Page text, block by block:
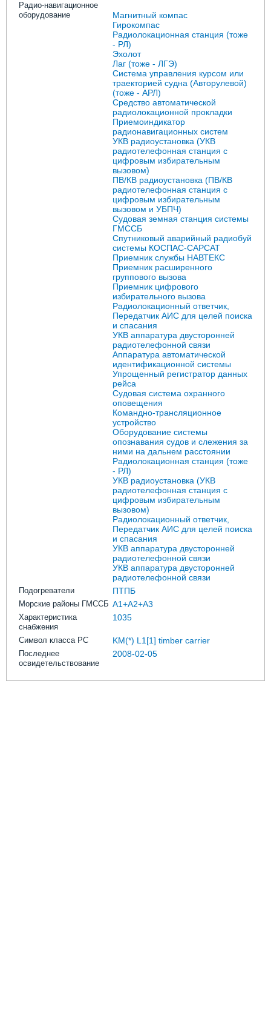
Радио-навигационное
оборудование
Магнитный компас
Гирокомпас
Радиолокационная станция (тоже
- РЛ)
Эхолот
Лаг (тоже - ЛГЭ)
Система управления курсом или
траекторией судна (Авторулевой)
(тоже - АРЛ)
Средство автоматической
радиолокационной прокладки
Приемоиндикатор
радионавигационных систем
УКВ радиоустановка (УКВ
радиотелефонная станция с
цифровым избирательным
вызовом)
ПВ/КВ радиоустановка (ПВ/КВ
радиотелефонная станция с
цифровым избирательным
вызовом и УБПЧ)
Судовая земная станция системы
ГМССБ
Спутниковый аварийный радиобуй
системы КОСПАС-САРСАТ
Приемник службы НАВТЕКС
Приемник расширенного
группового вызова
Приемник цифрового
избирательного вызова
Радиолокационный ответчик,
Передатчик АИС для целей поиска
и спасания
УКВ аппаратура двусторонней
радиотелефонной связи
Аппаратура автоматической
идентификационной системы
Упрощенный регистратор данных
рейса
Судовая система охранного
оповещения
Командно-трансляционное
устройство
Оборудование системы
опознавания судов и слежения за
ними на дальнем расстоянии
Радиолокационная станция (тоже
- РЛ)
УКВ радиоустановка (УКВ
радиотелефонная станция с
цифровым избирательным
вызовом)
Радиолокационный ответчик,
Передатчик АИС для целей поиска
и спасания
УКВ аппаратура двусторонней
радиотелефонной связи
УКВ аппаратура двусторонней
радиотелефонной связи
Подогреватели ПТПБ
Морские районы ГМССБ A1+A2+A3
Характеристика
снабжения
1035
Символ класса РС KM(*) L1[1] timber carrier
Последнее
освидетельствование
2008-02-05